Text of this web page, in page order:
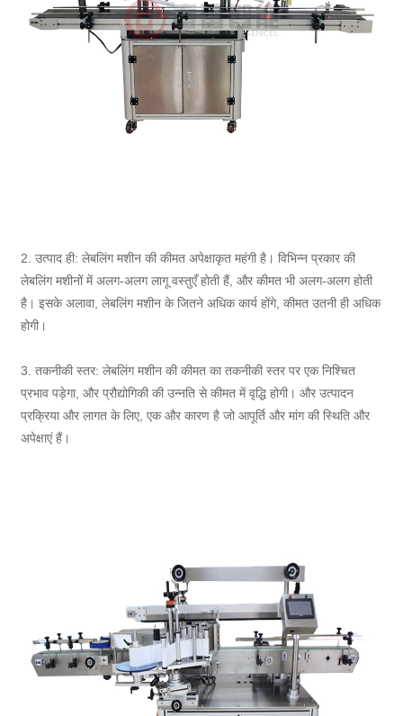
2. उत्पाद ही: लेबलिंग मशीन की कीमत अपेक्षाकृत महंगी है। विभिन्न प्रकार की
लेबलिंग मशीनों में अलग-अलग लागू वस्तुएँ होती हैं, और कीमत भी अलग-अलग होती
है। इसके अलावा, लेबलिंग मशीन के जितने अधिक कार्य होंगे, कीमत उतनी ही अधिक
होगी।
3. तकनीकी स्तर: लेबलिंग मशीन की कीमत का तकनीकी स्तर पर एक निश्चित
प्रभाव पड़ेगा, और प्रौद्योगिकी की उन्नति से कीमत में वृद्धि होगी। और उत्पादन
प्रक्रिया और लागत के लिए, एक और कारण है जो आपूर्ति और मांग की स्थिति और
अपेक्षाएं हैं।